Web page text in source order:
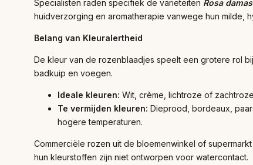
Specialisten raden specifiek de variëteiten Rosa
huidverzorging en aromatherapie vanwege hun milde,
Belang van Kleuralertheid
De kleur van de rozenblaadjes speelt een grotere rol
badkuip en voegen.
Ideale kleuren: Wit, crème, lichtroze of
Te vermijden kleuren: Dieprood, bordeaux,
hogere temperaturen.
Commerciële rozen uit de bloemenwinkel of
hun kleurstoffen zijn niet ontworpen voor watercontact.